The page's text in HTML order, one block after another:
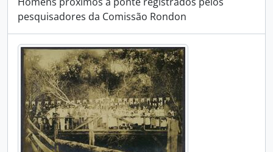
pesquisadores da Comissão Rondon